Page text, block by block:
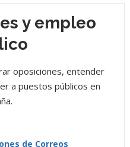
y empleo
oposiciones, entender
a puestos públicos en
de Correos